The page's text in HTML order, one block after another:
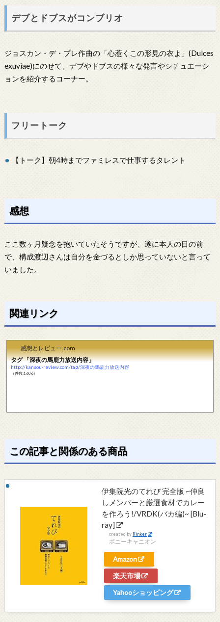
デブとドブスがコンブリオ
ジョスカン・デ・プレ作曲の「心惹くこの形見の衣よ」(Dulces
exuviae)にのせて、デブやドブスの様々な発言やシチュエーシ
ョンを紹介するコーナー。
フリートーク
【トーク】朝4時までファミレスで仕事するタレント
感想
ここ数ヶ月疑念を抱いていたそうですが、遂に本人の目の前
で、構成渡辺さんは自分を金づるとしか思っていないと言って
いました。
関連リンク
感想とレビュー.com
タグ 「深夜の馬鹿力放送内容」
http://kansou-review.com/tag/深夜の馬鹿力放送内容
（件数:1606）
この記事と関係のある商品
伊集院光のてれび 完全版 ~仲良
しメンバーと厳選食材でカレー
を作ろう!/VRDK(バカ編)~ [Blu-
ray]
created by Rinker
ポニーキャニオン
Amazon
楽天市場
Yahooショッピング